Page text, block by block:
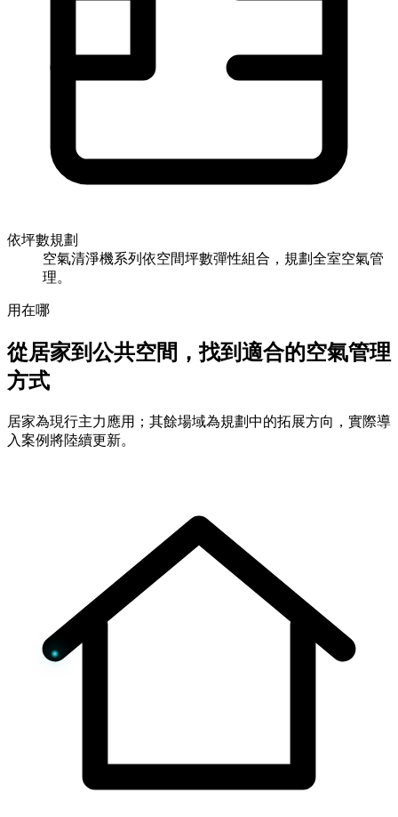
依坪數規劃
空氣清淨機系列依空間坪數彈性組合，規劃全室空氣管
理。
用在哪
從居家到公共空間，找到適合的空氣管理
方式
居家為現行主力應用；其餘場域為規劃中的拓展方向，實際導
入案例將陸續更新。